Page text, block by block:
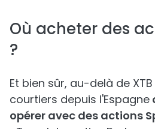
Où acheter des
?
Et bien sûr, au-delà de
courtiers depuis l'Espagne
opérer avec des actions